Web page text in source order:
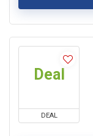
Deal
DEAL